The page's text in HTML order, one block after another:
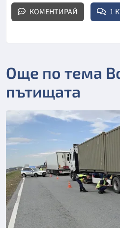
КОМЕНТИРАЙ 1
Още по тема
пътищата